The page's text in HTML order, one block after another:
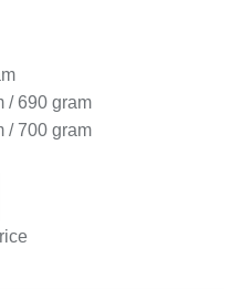
/ 690 gram
/ 700 gram